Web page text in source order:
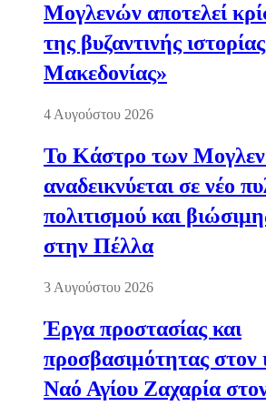
Μογλενών αποτελεί
της βυζαντινής
Μακεδονίας»
4 Αυγούστου 2026
Το Κάστρο των
αναδεικνύεται σε νέο
πολιτισμού και
στην Πέλλα
3 Αυγούστου 2026
Έργα προστασίας και
προσβασιμότητας στον
Ναό Αγίου Ζαχαρία